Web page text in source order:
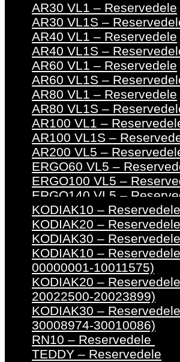
AR30 VL1 – Reservedele
AR30 VL1S –
AR40 VL1 – Reservedele
AR40 VL1S –
AR60 VL1 – Reservedele
AR60 VL1S –
AR80 VL1 – Reservedele
AR80 VL1S –
AR100 VL1 –
AR100 VL1S –
AR200 VL5 –
ERGO60 VL5 –
ERGO100 VL5 –
ERGO140 VL5 –
KODIAK10 – Reservedele
KODIAK20 – Reservedele
KODIAK30 – Reservedele
KODIAK10 –
00000001-10011575)
KODIAK20 –
20022500-20023899)
KODIAK30 –
30008974-30010086)
RN10 – Reservedele
TEDDY – Reservedele